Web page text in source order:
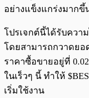
อย่างแข็งแกร่งมากขึ้
โปรเจกต์นี้ได้รับควา
โดยสามารถกวาดยอ
ราคาซื้อขายอยู่ที่
ในเร็วๆ นี้ ทำให้
เริ่มใช้งาน